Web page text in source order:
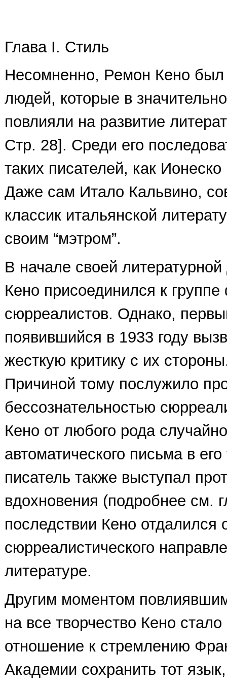
Глава I. Стиль
Несомненно, Ремон Кено был
людей, которые в
повлияли на развитие
Стр. 28]. Среди его
таких писателей, как
Даже сам Итало Кальвино,
классик итальянской
своим “мэтром”.
В начале своей литературной
Кено присоединился к
сюрреалистов. Однако,
появившийся в 1933 году
жесткую критику с их
Причиной тому послужило
бессознательностью
Кено от любого рода
автоматического письма в его
писатель также выступал
вдохновения (подробнее см.
последствии Кено отдалился
сюрреалистического
литературе.
Другим моментом
на все творчество Кено стало
отношение к стремлению
Академии сохранить тот